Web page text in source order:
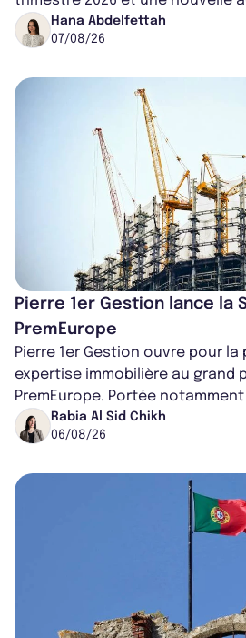
région de Chicago. Entre hausse
Hana Abdelfettah
07/08/26
Pierre 1er Gestion lance la
PremEurope
Pierre 1er Gestion ouvre pour
expertise immobilière au grand
PremEurope. Portée
ancien directeur des
Rabia Al Sid Chikh
06/08/26